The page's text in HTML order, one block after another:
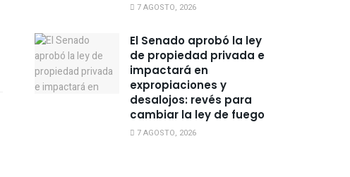
7 AGOSTO, 2026
El Senado aprobó la ley
de propiedad privada e
impactará en
expropiaciones y
desalojos: revés para
cambiar la ley de fuego
7 AGOSTO, 2026